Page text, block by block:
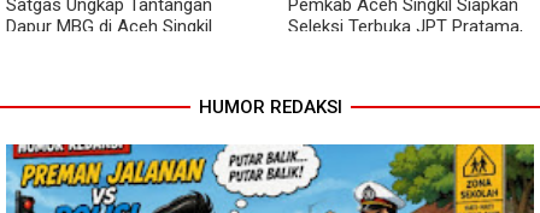
Dapur MBG di Aceh Singkil
Seleksi Terbuka JPT Pratama,
HUMOR REDAKSI